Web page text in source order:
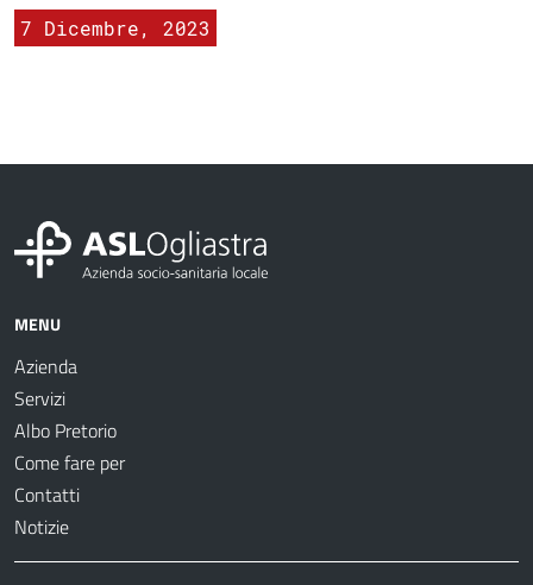
7 Dicembre, 2023
MENU
Azienda
Servizi
Albo Pretorio
Come fare per
Contatti
Notizie